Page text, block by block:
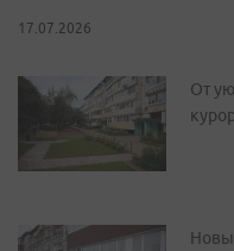
17.07.2026
От